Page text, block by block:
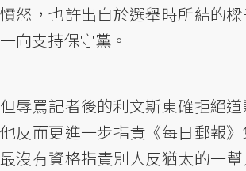
憤怒，也許出自於選舉時所結的
一向支持保守黨。
但辱罵記者後的利文斯東確拒絕
他反而更進一步指責《每日郵報
最沒有資格指責別人反猶太的一